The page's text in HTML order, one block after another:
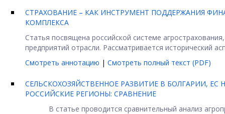
СТРАХОВАНИЕ – КАК ИНСТРУМЕНТ ПОДДЕРЖАНИЯ
КОМПЛЕКСА
Статья посвящена российской системе
предприятий отрасли. Рассматривается исторический
Смотреть аннотацию | Смотреть полный текст (PDF)
СЕЛЬСКОХОЗЯЙСТВЕННОЕ РАЗВИТИЕ В БОЛГАРИИ,
РОССИЙСКИЕ РЕГИОНЫ: СРАВНЕНИЕ
В статье проводится сравнительный анализ